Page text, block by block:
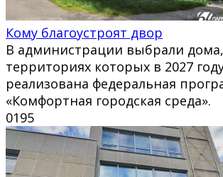
Кому благоустроят двор
В администрации выбрали
территориях которых в 2027
реализована федеральная
«Комфортная городская среда».
0195